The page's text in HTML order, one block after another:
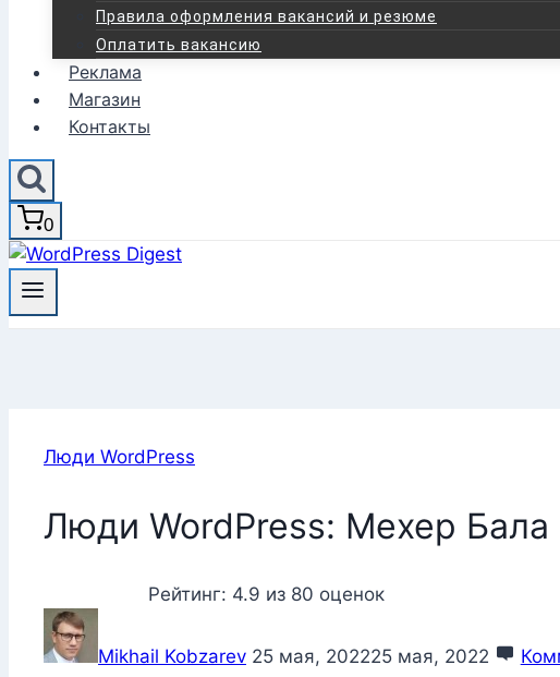
Правила оформления вакансий и резюме
Оплатить вакансию
Реклама
Магазин
Контакты
0
Люди WordPress
Люди WordPress: Мехер Бала
Рейтинг: 4.9 из 80 оценок
Mikhail Kobzarev 25 мая, 202225 мая, 2022